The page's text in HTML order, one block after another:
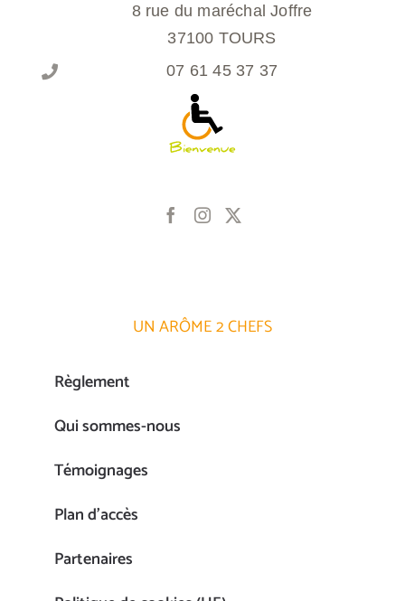
8 rue du maréchal Joffre
37100 TOURS
07 61 45 37 37
UN ARÔME 2 CHEFS
Règlement
Qui sommes-nous
Témoignages
Plan d’accès
Partenaires